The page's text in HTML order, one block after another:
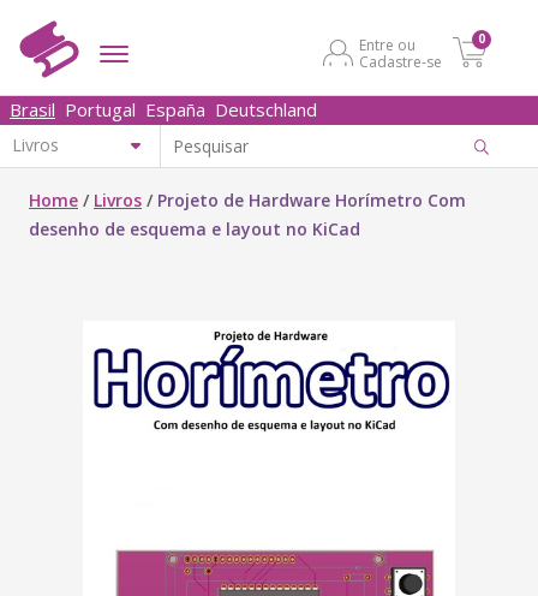
Entre ou
Cadastre-se
0
Brasil Portugal España Deutschland
Home / Livros / Projeto de Hardware Horímetro Com
desenho de esquema e layout no KiCad